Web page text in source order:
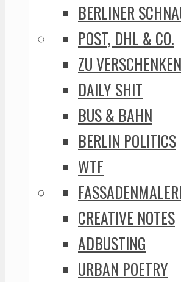
BERLINER
POST, DHL & CO.
ZU
DAILY SHIT
BUS & BAHN
BERLIN POLITICS
WTF
CREATIVE NOTES
ADBUSTING
URBAN POETRY